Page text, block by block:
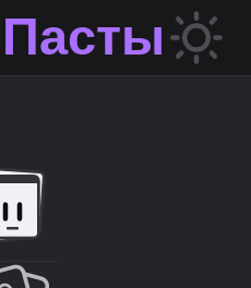
Пасты